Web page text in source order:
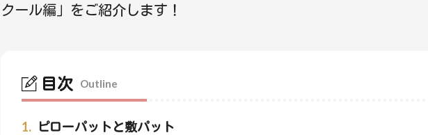
クール編」をご紹介します！
目次 Outline
1. ピローパットと敷パット